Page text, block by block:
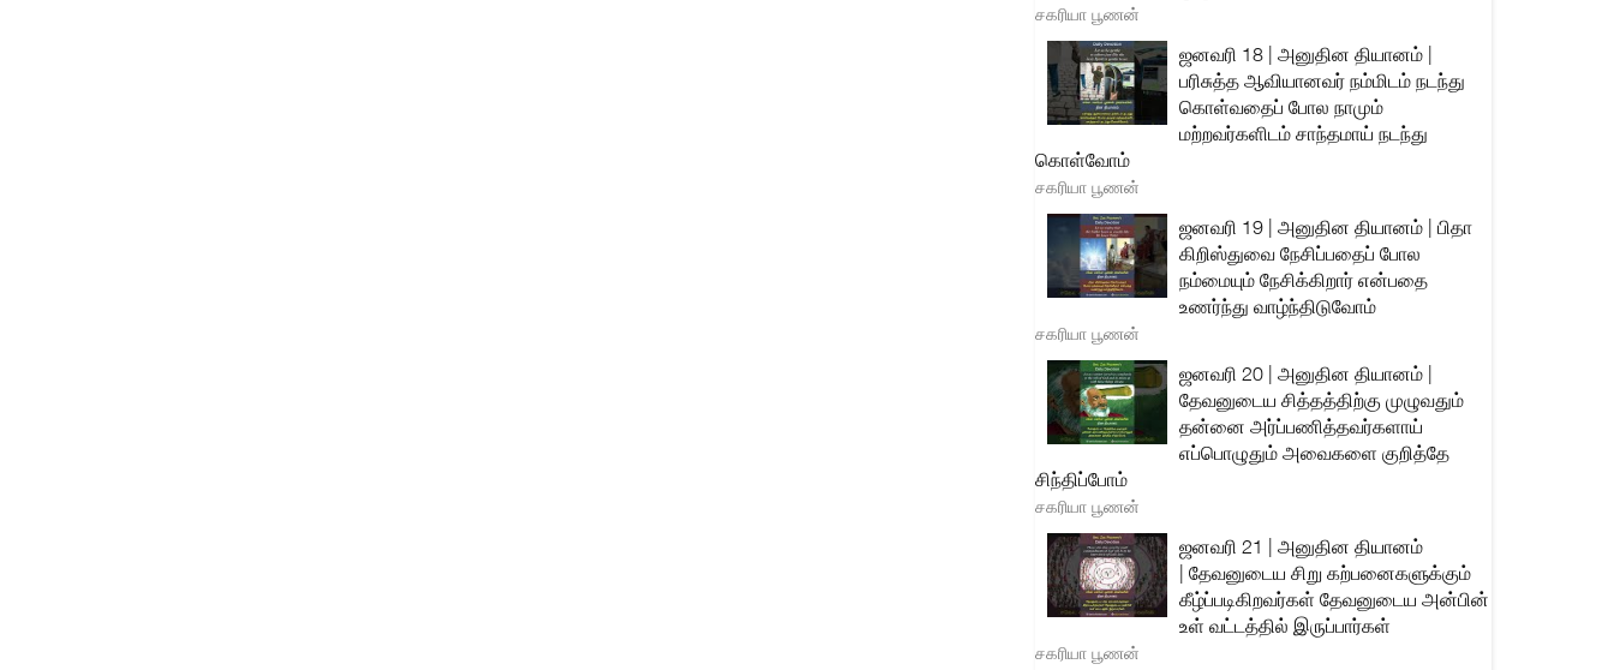
சகரியா பூணன்
ஜனவரி 18 | அனுதின தியானம் |
பரிசுத்த ஆவியானவர் நம்மிடம் நடந்து
கொள்வதைப் போல நாமும்
மற்றவர்களிடம் சாந்தமாய் நடந்து
கொள்வோம்
சகரியா பூணன்
ஜனவரி 19 | அனுதின தியானம் | பிதா
கிறிஸ்துவை நேசிப்பதைப் போல
நம்மையும் நேசிக்கிறார் என்பதை
உணர்ந்து வாழ்ந்திடுவோம்
சகரியா பூணன்
ஜனவரி 20 | அனுதின தியானம் |
தேவனுடைய சித்தத்திற்கு முழுவதும்
தன்னை அர்ப்பணித்தவர்களாய்
எப்பொழுதும் அவைகளை குறித்தே
சிந்திப்போம்
சகரியா பூணன்
ஜனவரி 21 | அனுதின தியானம்
| தேவனுடைய சிறு கற்பனைகளுக்கும்
கீழ்ப்படிகிறவர்கள் தேவனுடைய அன்பின்
உள் வட்டத்தில் இருப்பார்கள்
சகரியா பூணன்